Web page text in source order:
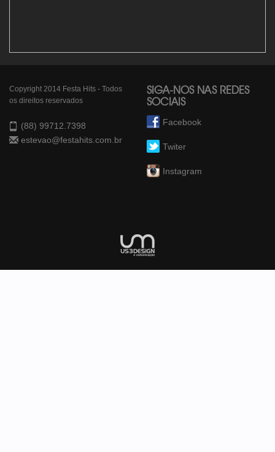
Copyright 2014 Festa Hits - Todos
os direitos reservados
(88) 99712.7398
estevao@festahits.com.br
SIGA-NOS NAS REDES
SOCIAIS
Facebook
Twiter
Instagram